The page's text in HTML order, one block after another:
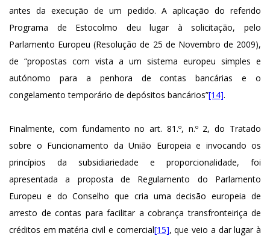
antes da execução de um pedido. A aplicação do referido
Programa de Estocolmo deu lugar à solicitação, pelo
Parlamento Europeu (Resolução de 25 de Novembro de 2009),
de “propostas com vista a um sistema europeu simples e
autónomo para a penhora de contas bancárias e o
congelamento temporário de depósitos bancários”[14].
Finalmente, com fundamento no art. 81.º, n.º 2, do Tratado
sobre o Funcionamento da União Europeia e invocando os
princípios da subsidiariedade e proporcionalidade, foi
apresentada a proposta de Regulamento do Parlamento
Europeu e do Conselho que cria uma decisão europeia de
arresto de contas para facilitar a cobrança transfronteiriça de
créditos em matéria civil e comercial[15], que veio a dar lugar à